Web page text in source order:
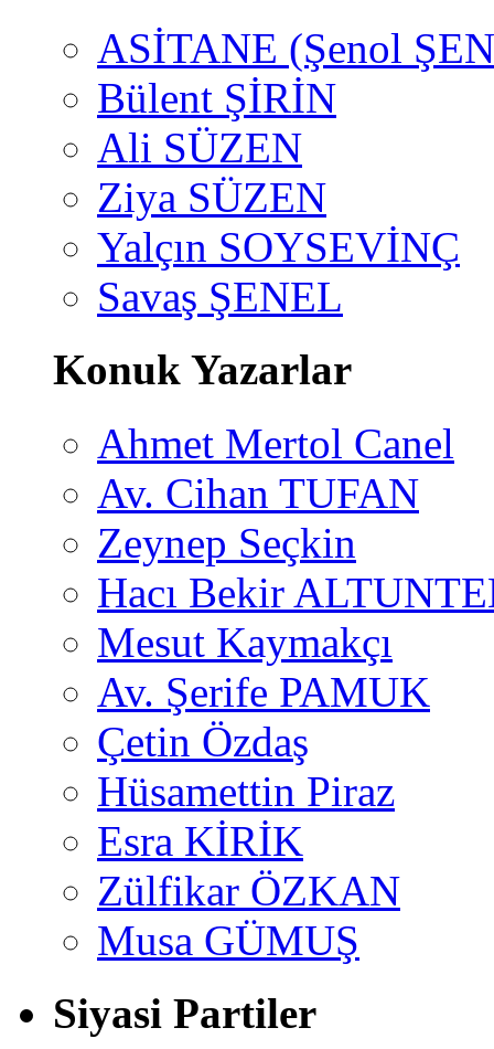
ASİTANE (Şenol
Bülent ŞİRİN
Ali SÜZEN
Ziya SÜZEN
Yalçın SOYSEVİNÇ
Savaş ŞENEL
Konuk Yazarlar
Ahmet Mertol Canel
Av. Cihan TUFAN
Zeynep Seçkin
Hacı Bekir
Mesut Kaymakçı
Av. Şerife PAMUK
Çetin Özdaş
Hüsamettin Piraz
Esra KİRİK
Zülfikar ÖZKAN
Musa GÜMUŞ
Siyasi Partiler